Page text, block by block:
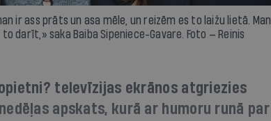
ir ass prāts un asa mēle, un reizēm es to laižu lietā. Man
darīt,» saka Baiba Sipeniece-Gavare. Foto — Reinis
televīzijas ekrānos atgriezies
apskats, kurā ar humoru runā par